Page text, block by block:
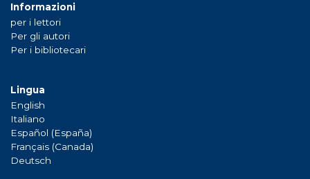
Informazioni
per i lettori
Per gli autori
Per i bibliotecari
Lingua
English
Italiano
Español (España)
Français (Canada)
Deutsch